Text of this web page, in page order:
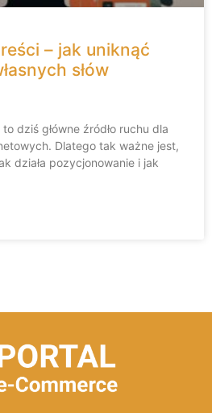
– jak uniknąć
słów
dziś główne źródło ruchu dla
Dlatego tak ważne jest,
działa pozycjonowanie i jak